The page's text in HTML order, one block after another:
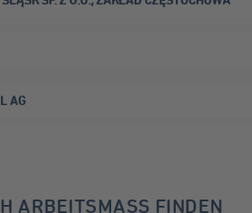
AG
ARBEITSMASS FINDEN